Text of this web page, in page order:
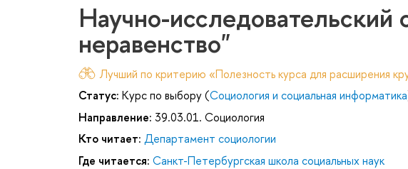
Научно-исследовательский
неравенство"
Лучший по критерию «Полезность курса для расширения
Статус: Курс по выбору (Социология и социальная информатика
Направление: 39.03.01. Социология
Кто читает: Департамент социологии
Где читается: Санкт-Петербургская школа социальных наук